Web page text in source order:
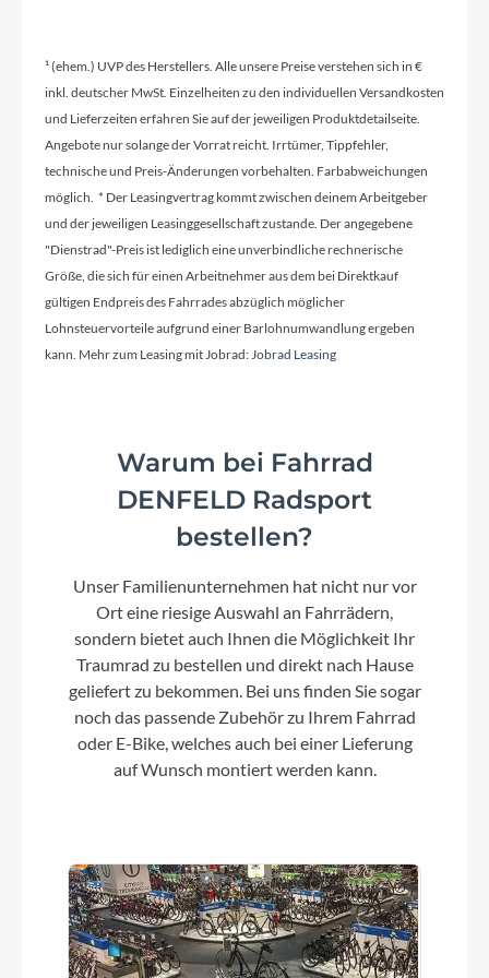
Shimano Alfine, SL-S503, 8-fach, Rapidfire Plus-
Rahmenmaterial
Aluminium
Kurbelgarnitur
Gates FC-S150, belt, 46t
Farbe
Kette
Gates CDN Carbon Drive Belt, Center-Track
Rücklicht
LED, Standlicht
Disc, Schnellspanner
Gewicht
16,7 kg
¹ (ehem.) UVP des Herstellers. Alle unsere Preise verstehen sich in €
inkl. deutscher MwSt. Einzelheiten zu den individuellen Versandkosten
und Lieferzeiten erfahren Sie auf der jeweiligen Produktdetailseite.
Angebote nur solange der Vorrat reicht. Irrtümer, Tippfehler,
technische und Preis-Änderungen vorbehalten. Farbabweichungen
möglich. * Der Leasingvertrag kommt zwischen deinem Arbeitgeber
und der jeweiligen Leasinggesellschaft zustande. Der angegebene
"Dienstrad"-Preis ist lediglich eine unverbindliche rechnerische
Größe, die sich für einen Arbeitnehmer aus dem bei Direktkauf
gültigen Endpreis des Fahrrades abzüglich möglicher
Lohnsteuervorteile aufgrund einer Barlohnumwandlung ergeben
kann. Mehr zum Leasing mit Jobrad:Jobrad Leasing
Warum bei Fahrrad
DENFELD Radsport
bestellen?
Unser Familienunternehmen hat nicht nur vor
Ort eine riesige Auswahl an Fahrrädern,
sondern bietet auch Ihnen die Möglichkeit Ihr
Traumrad zu bestellen und direkt nach Hause
geliefert zu bekommen. Bei uns finden Sie sogar
noch das passende Zubehör zu Ihrem Fahrrad
oder E-Bike, welches auch bei einer Lieferung
auf Wunsch montiert werden kann.